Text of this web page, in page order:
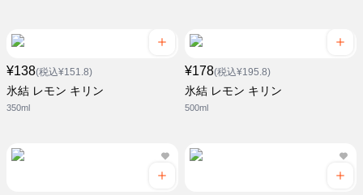
¥138(税込¥151.8)
氷結 レモン キリン
350ml
¥178(税込¥195.8)
氷結 レモン キリン
500ml